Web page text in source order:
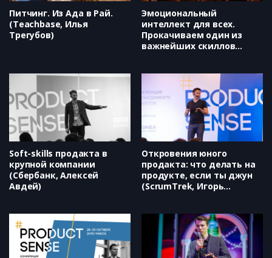
Питчинг. Из Ада в Рай.
(Teachbase, Илья
Трегубов)
Эмоциональный
интеллект для всех.
Прокачиваем один из
важнейших скиллов
Soft-skills продакта в
крупной компании
(Сбербанк, Алексей
Авдей)
Откровения юного
продакта: что делать на
продукте, если ты джун
(ScrumTrek, Игорь